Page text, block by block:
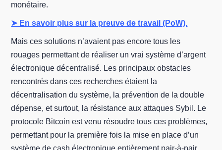
monétaire.
➤ En savoir plus sur la preuve de travail (PoW).
Mais ces solutions n’avaient pas encore tous les
rouages permettant de réaliser un vrai système d’argent
électronique décentralisé. Les principaux obstacles
rencontrés dans ces recherches étaient la
décentralisation du système, la prévention de la double
dépense, et surtout, la résistance aux attaques Sybil. Le
protocole Bitcoin est venu résoudre tous ces problèmes,
permettant pour la première fois la mise en place d’un
système de cash électronique entièrement pair-à-pair.